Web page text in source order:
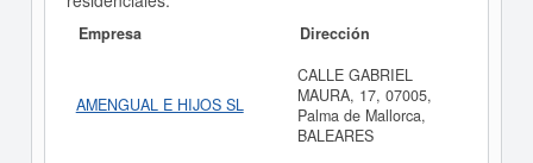
Empresa Dirección
AMENGUAL E HIJOS SL
CALLE GABRIEL
MAURA, 17, 07005,
Palma de Mallorca,
BALEARES